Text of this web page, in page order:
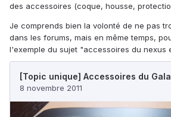
des accessoires (coque, housse,
Je comprends bien la volonté de ne pas
dans les forums, mais en même temps,
l'exemple du sujet "accessoires du nexus